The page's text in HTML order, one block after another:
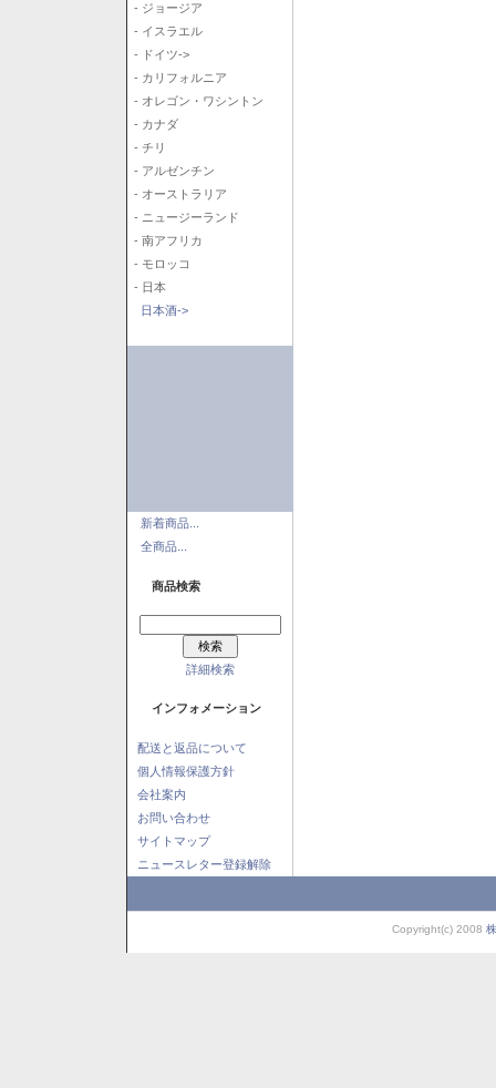
- ジョージア
- イスラエル
- ドイツ->
- カリフォルニア
- オレゴン・ワシントン
- カナダ
- チリ
- アルゼンチン
- オーストラリア
- ニュージーランド
- 南アフリカ
- モロッコ
- 日本
日本酒->
新着商品...
全商品...
商品検索
詳細検索
インフォメーション
配送と返品について
個人情報保護方針
会社案内
お問い合わせ
サイトマップ
ニュースレター登録解除
Copyright(c) 2008